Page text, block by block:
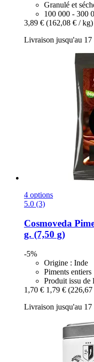
Granulé et
100 000 - 300
3,89 € (162,08 € / kg)
Livraison jusqu'au 17
4 options
5.0 (3)
Cosmoveda
g. (7,50 g)
-5%
Origine : Inde
Piments entiers
Produit issu
1,70 € 1,79 €
Livraison jusqu'au 17